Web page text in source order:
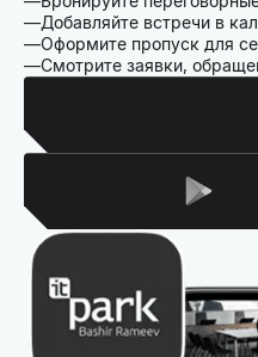
Добавляйте встречи в
Оформите пропуск для
Смотрите заявки,